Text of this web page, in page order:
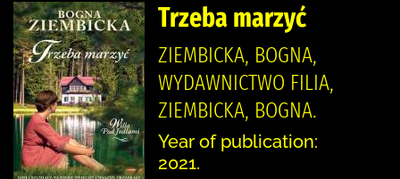
Trzeba marzyć
ZIEMBICKA, BOGNA,
WYDAWNICTWO FILIA,
ZIEMBICKA, BOGNA.
Year of publication:
2021.